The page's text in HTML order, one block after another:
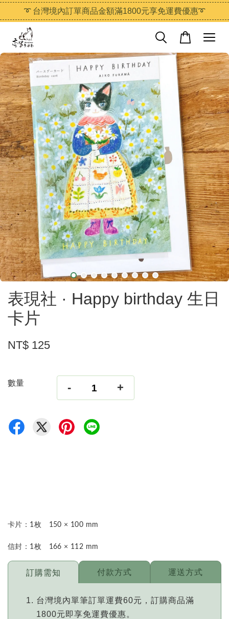
➰ 台灣境內訂單商品金額滿1800元享免運費優惠➰
表現社 · Happy birthday 生日
卡片
NT$ 125
數量 - +
卡片：1枚　150 × 100 mm
信封：1枚　166 × 112 mm
訂購需知
台灣境內單筆訂單運費60元，訂購商品滿
1800元即享免運費優惠。
付款方式 運送方式